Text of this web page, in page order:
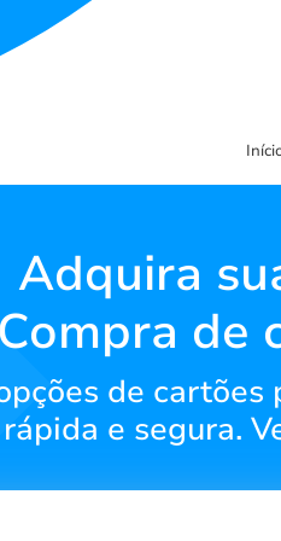
Adquira
Compra de
de
rápida e segura.